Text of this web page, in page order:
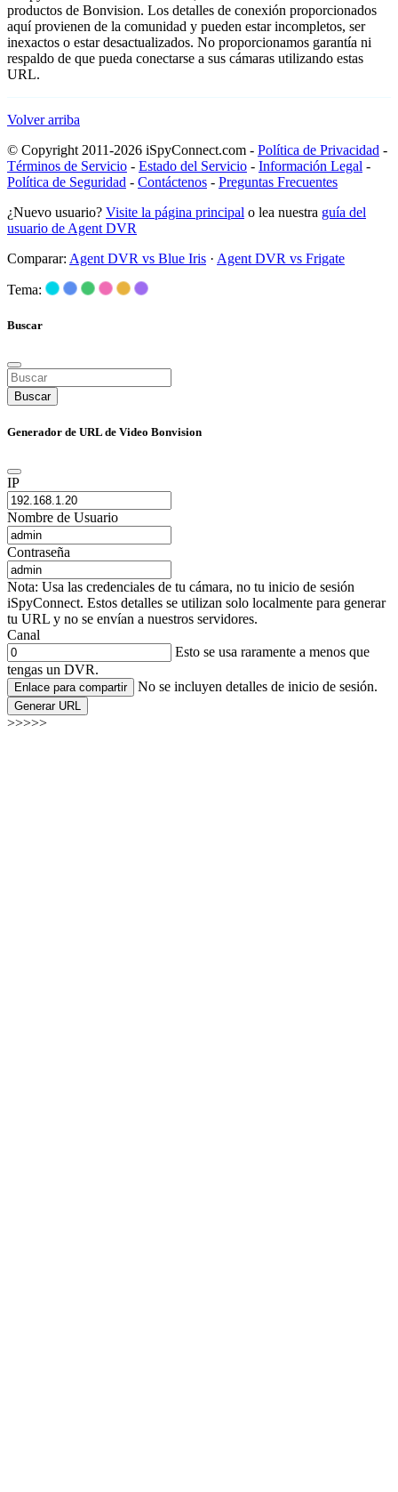
productos de Bonvision. Los detalles de conexión proporcionados
aquí provienen de la comunidad y pueden estar incompletos, ser
inexactos o estar desactualizados. No proporcionamos garantía ni
respaldo de que pueda conectarse a sus cámaras utilizando estas
URL.
Volver arriba
© Copyright 2011-2026 iSpyConnect.com - Política de Privacidad -
Términos de Servicio - Estado del Servicio - Información Legal -
Política de Seguridad - Contáctenos - Preguntas Frecuentes
¿Nuevo usuario? Visite la página principal o lea nuestra guía del
usuario de Agent DVR
Comparar: Agent DVR vs Blue Iris · Agent DVR vs Frigate
Tema:
Buscar
Buscar
Generador de URL de Video Bonvision
IP
Nombre de Usuario
Contraseña
Nota: Usa las credenciales de tu cámara, no tu inicio de sesión
iSpyConnect. Estos detalles se utilizan solo localmente para generar
tu URL y no se envían a nuestros servidores.
Canal
Esto se usa raramente a menos que
tengas un DVR.
Enlace para compartir No se incluyen detalles de inicio de sesión.
Generar URL
>>>>>